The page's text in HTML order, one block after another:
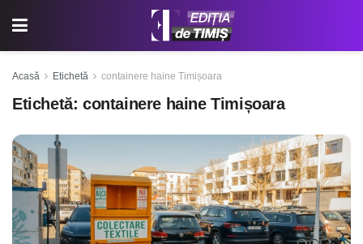
Acasă Etichetă containere haine Timișoara
Etichetă: containere haine Timișoara